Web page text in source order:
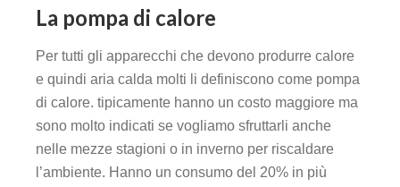
La pompa di calore
Per tutti gli apparecchi che devono produrre calore
e quindi aria calda molti li definiscono come pompa
di calore. tipicamente hanno un costo maggiore ma
sono molto indicati se vogliamo sfruttarli anche
nelle mezze stagioni o in inverno per riscaldare
l’ambiente. Hanno un consumo del 20% in più